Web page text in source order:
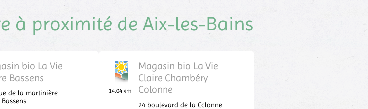
à proximité de Aix-les-Bains
bio La Vie
Bassens
de la martinière
Bassens
14.04 km
Magasin bio La Vie
Claire Chambéry
Colonne
24 boulevard de la Colonne